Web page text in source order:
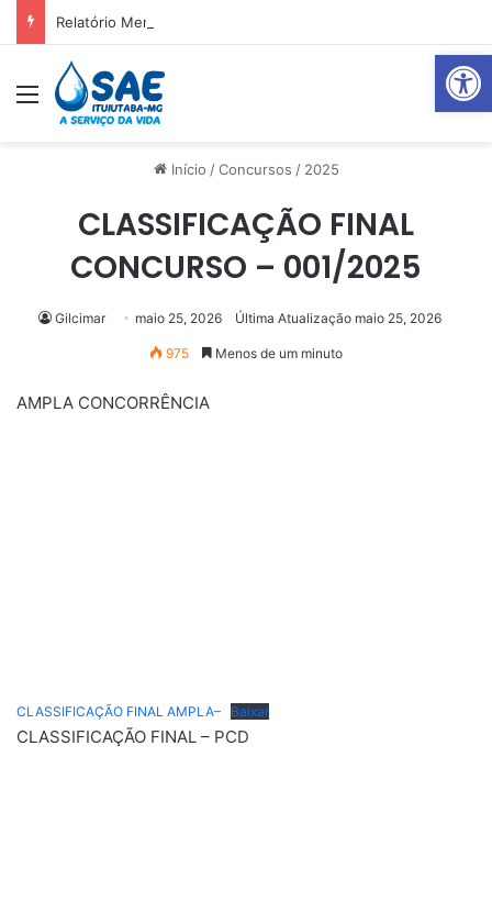
Abrir
Relatório Mensal Janeiro – Qualidade da Água Tratada
Menu
Início / Concursos / 2025
CLASSIFICAÇÃO FINAL
CONCURSO – 001/2025
Gilcimar maio 25, 2026 Última Atualização maio 25, 2026
975 Menos de um minuto
AMPLA CONCORRÊNCIA
CLASSIFICAÇÃO FINAL AMPLA– Baixar
CLASSIFICAÇÃO FINAL – PCD